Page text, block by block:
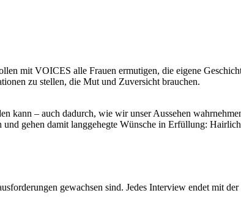
mit VOICES alle Frauen ermutigen, die eigene
zu stellen, die Mut und Zuversicht brauchen.
kann – auch dadurch, wie wir unser Aussehen
gehen damit langgehegte Wünsche in Erfüllung:
gewachsen sind. Jedes Interview endet mit